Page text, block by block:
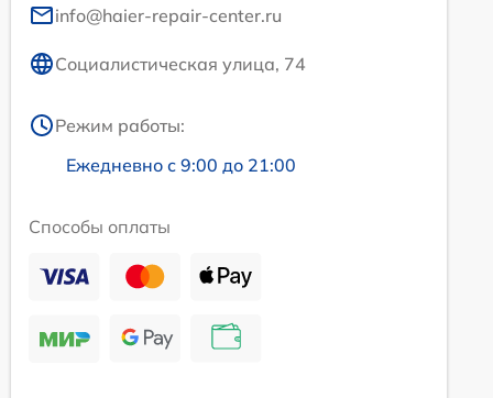
info@haier-repair-center.ru
Социалистическая улица, 74
Режим работы:
Ежедневно с 9:00 до 21:00
Способы оплаты